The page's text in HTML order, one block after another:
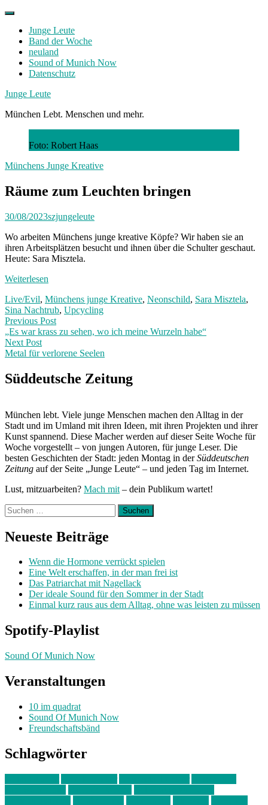
Skip
contentJunge Leute
Band der Woche
neuland
Sound of Munich Now
Datenschutz
Facebook
Twitter
Instagram
Junge Leute
München Lebt. Menschen und mehr.
Foto: Robert Haas
Münchens Junge Kreative
Räume zum Leuchten bringen
30/08/2023szjungeleute
Wo arbeiten Münchens junge kreative Köpfe? Wir haben sie an
ihren Arbeitsplätzen besucht und ihnen über die Schulter geschaut.
Heute: Sara Misztela.
Weiterlesen
Live/Evil, Münchens junge Kreative, Neonschild, Sara Misztela,
Sina Nachtrub, Upcycling
Post
navigation
Previous PostPrevious
post:
„Es war krass zu sehen, wo ich meine Wurzeln habe“
Next Post
Metal für verlorene Seelen
Post:
Süddeutsche Zeitung
München lebt. Viele junge Menschen machen den Alltag in der
Stadt und im Umland mit ihren Ideen, mit ihren Projekten und ihrer
Kunst spannend. Diese Macher werden auf dieser Seite Woche für
Woche vorgestellt – von jungen Autoren, für junge Leser. Die
besten Geschichten der Stadt: jeden Montag in derSüddeutschen
Zeitung auf der Seite „Junge Leute“ – und jeden Tag im Internet.
Lust, mitzuarbeiten? Mach mit – dein Publikum wartet!
Suchen
nach:
Neueste Beiträge
Wenn die Hormone verrückt spielen
Eine Welt erschaffen, in der man frei ist
Das Patriarchat mit Nagellack
Der ideale Sound für den Sommer in der Stadt
Einmal kurz raus aus dem Alltag, ohne was leisten zu müssen
Spotify-Playlist
Sound Of Munich Now
Veranstaltungen
10 im quadrat
Sound Of Munich Now
Freundschaftsbänd
Schlagwörter